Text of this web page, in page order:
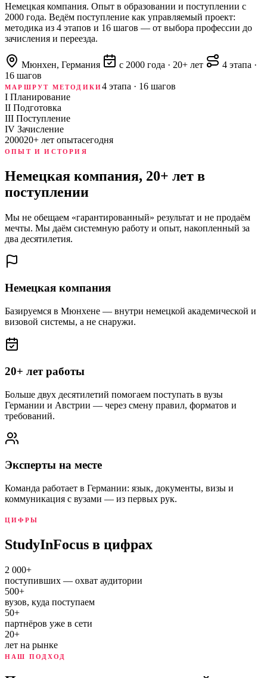
Немецкая компания. Опыт в образовании и поступлении с
2000 года. Ведём поступление как управляемый проект:
методика из 4 этапов и 16 шагов — от выбора профессии до
зачисления и переезда.
Мюнхен, Германия с 2000 года · 20+ лет
4 этапа ·
16 шагов
МАРШРУТ МЕТОДИКИ4 этапа · 16 шагов
I Планирование
II Подготовка
III Поступление
IV Зачисление
200020+ лет опытасегодня
ОПЫТ И ИСТОРИЯ
Немецкая компания, 20+ лет в
поступлении
Мы не обещаем «гарантированный» результат и не продаём
мечты. Мы даём системную работу и опыт, накопленный за
два десятилетия.
Немецкая компания
Базируемся в Мюнхене — внутри немецкой академической и
визовой системы, а не снаружи.
20+ лет работы
Больше двух десятилетий помогаем поступать в вузы
Германии и Австрии — через смену правил, форматов и
требований.
Эксперты на месте
Команда работает в Германии: язык, документы, визы и
коммуникация с вузами — из первых рук.
ЦИФРЫ
StudyInFocus в цифрах
2 000+
поступивших — охват аудитории
500+
вузов, куда поступаем
50+
партнёров уже в сети
20+
лет на рынке
НАШ ПОДХОД